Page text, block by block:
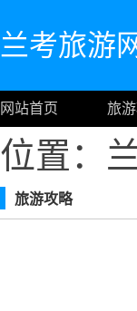
兰考旅游
网站首页 旅
位置：
旅游攻略